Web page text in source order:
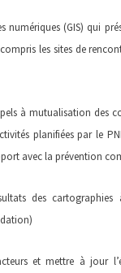
(GIS) qui
les sites de
à mutualisation des
planifiées par le
avec la prévention
des cartographies à
et mettre à jour